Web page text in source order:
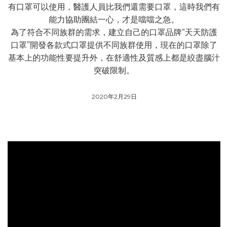
有口罩可以使用，醫護人員比我們還需要口罩，這時我們有
能力協助團結一心，才是噹噹之急。
為了符合不同族群的需求，建立自己的口罩品牌“天天防護
口罩”開發各款式口罩提供不同族群使用，現在的口罩除了
基本上的功能性要提升外，在舒適性及質感上都是絞盡腦汁
突破限制。
2020年2月29日